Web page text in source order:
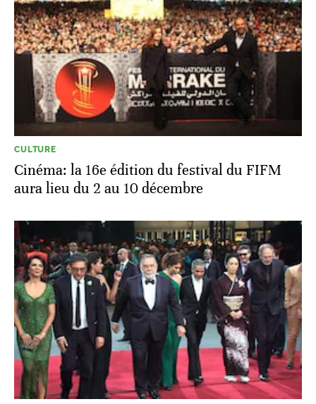
CULTURE
Cinéma: la 16e édition du festival du FIFM
aura lieu du 2 au 10 décembre